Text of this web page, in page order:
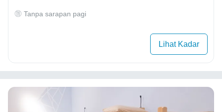
Tanpa sarapan pagi
Lihat Kadar